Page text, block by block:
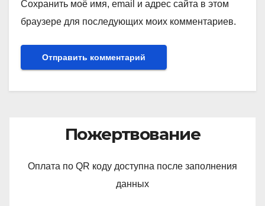
Сохранить моё имя, email и адрес сайта в этом
браузере для последующих моих комментариев.
Пожертвование
Оплата по QR коду доступна после заполнения
данных